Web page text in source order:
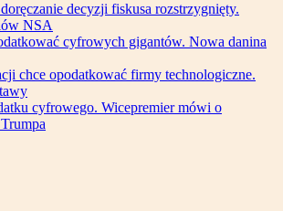
decyzji fiskusa rozstrzygnięty.
NSA
cyfrowych gigantów. Nowa danina
chce opodatkować firmy technologiczne.
cyfrowego. Wicepremier mówi o